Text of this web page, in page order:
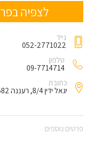
לצפיה
נייד
052-2771022
טלפון
09-7714714
כתובת
יגאל ידין 8/4, רעננה 43582
פרטים נוספים